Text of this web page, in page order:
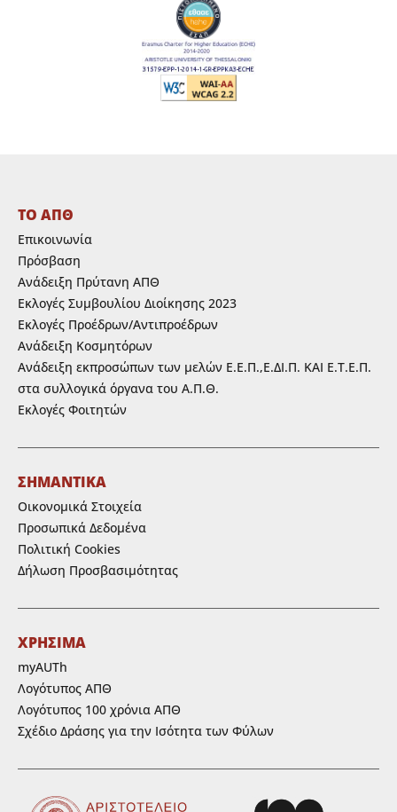
ΤΟ ΑΠΘ
Επικοινωνία
Πρόσβαση
Ανάδειξη Πρύτανη ΑΠΘ
Εκλογές Συμβουλίου Διοίκησης 2023
Εκλογές Προέδρων/Αντιπροέδρων
Ανάδειξη Κοσμητόρων
Ανάδειξη εκπροσώπων των μελών Ε.Ε.Π.,Ε.ΔΙ.Π. ΚΑΙ Ε.Τ.Ε.Π.
στα συλλογικά όργανα του Α.Π.Θ.
Εκλογές Φοιτητών
ΣΗΜΑΝΤΙΚΑ
Οικονομικά Στοιχεία
Προσωπικά Δεδομένα
Πολιτική Cookies
Δήλωση Προσβασιμότητας
ΧΡΗΣΙΜΑ
myAUTh
Λογότυπος ΑΠΘ
Λογότυπος 100 χρόνια ΑΠΘ
Σχέδιο Δράσης για την Ισότητα των Φύλων